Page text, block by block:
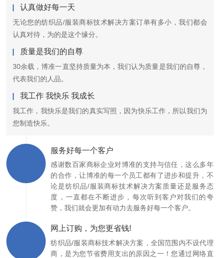
认真做好每一天
无论您的纺织品/服装商标技术解决方案订单有多小，我们都会
认真对待，为的是这个缘分。
质量是我们的自尊
30余载，博准一直坚持质量为本，我们认为质量是我们的自尊，
代表我们的人品。
我工作 我快乐 我成长
我工作，我快乐是我们的真实写照，因为快乐工作，所以我们为
您制造快乐。
服务好每一个客户
感谢数百家商标企业对博准的支持与信任，这么多年
的合作，让博准的每一个员工都有了进步和提升，不
论是纺织品/服装商标技术解决方案质量还是服务态
度，一直都在不断进步，每次听到客户对我们的夸
赞，我们就会更加有动力去服务好每一个客户。
网上订购，为您更省钱!
纺织品/服装商标技术解决方案，全国范围内不设代理
商，是为您节省费用支出的原因之一！您通过网络直